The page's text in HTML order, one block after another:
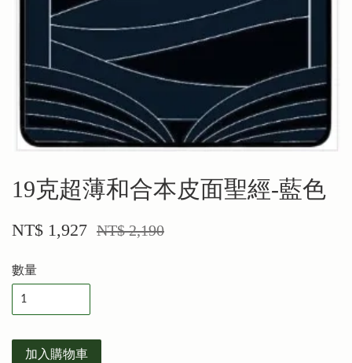
19克超薄和合本皮面聖經-藍色
NT$ 1,927 NT$ 2,190
數量
加入購物車